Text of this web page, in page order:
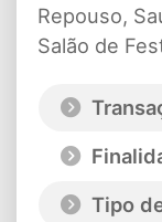
Repouso,
Salão de
Tipo